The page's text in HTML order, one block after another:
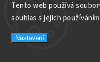
Tento web používá
souhlas s jejich
Nastavení
vyhrazena.